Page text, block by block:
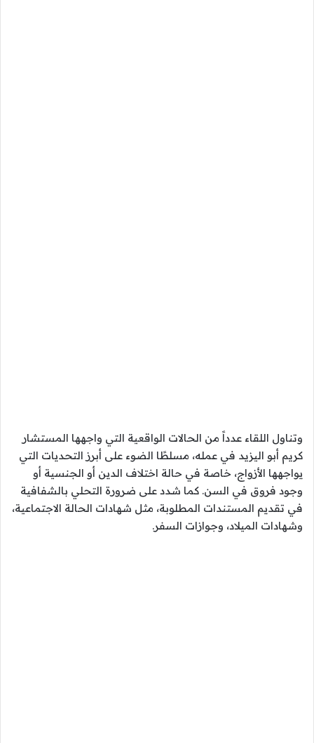
وتناول اللقاء عدداً من الحالات الواقعية التي واجهها المستشار
كريم أبو اليزيد في عمله، مسلطًا الضوء على أبرز التحديات التي
يواجهها الأزواج، خاصة في حالة اختلاف الدين أو الجنسية أو
وجود فروق في السن. كما شدد على ضرورة التحلي بالشفافية
في تقديم المستندات المطلوبة، مثل شهادات الحالة الاجتماعية،
وشهادات الميلاد، وجوازات السفر.